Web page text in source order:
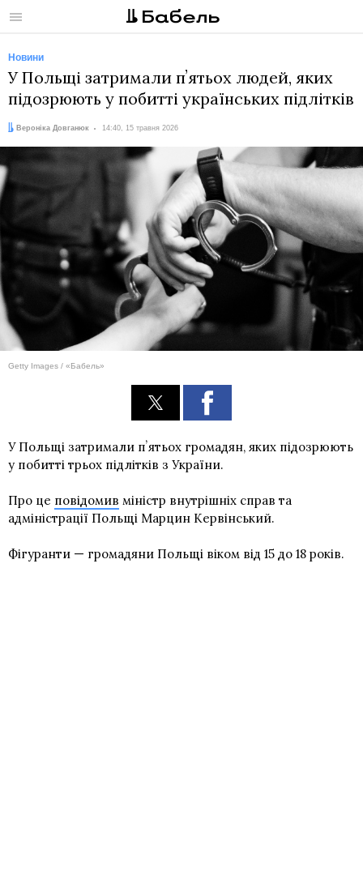
Меню
Новини
У Польщі затримали пʼятьох людей, яких
підозрюють у побитті українських підлітків
Автор:
Вероніка Довганюк
Дата: 14:40, 15 травня 2026
Getty Images / «Бабель»
У Польщі затримали пʼятьох громадян, яких підозрюють
у побитті трьох підлітків з України.
Про це повідомив міністр внутрішніх справ та
адміністрації Польщі Марцин Кервінський.
Фігуранти — громадяни Польщі віком від 15 до 18 років.